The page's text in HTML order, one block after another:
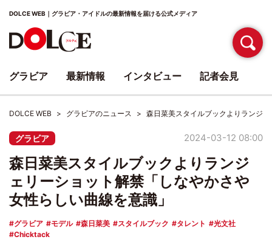
DOLCE WEB｜グラビア・アイドルの最新情報を届ける公式メディア
DOLCE WEB グラビアのニュース 森日菜美スタイルブックよりランジ
グラビア 2024-03-12 08:00
森日菜美スタイルブックよりランジ
ェリーショット解禁「しなやかさや
女性らしい曲線を意識」
グラビア モデル 森日菜美 スタイルブック タレント
光文社
Chicktack
グラビア 最新情報 インタビュー 記者会見